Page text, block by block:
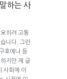
하는 사
히려 고통
니다. 그런
호에나 등
지만 제 글
사회에 이